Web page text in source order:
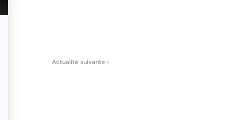
Actualité suivante ›